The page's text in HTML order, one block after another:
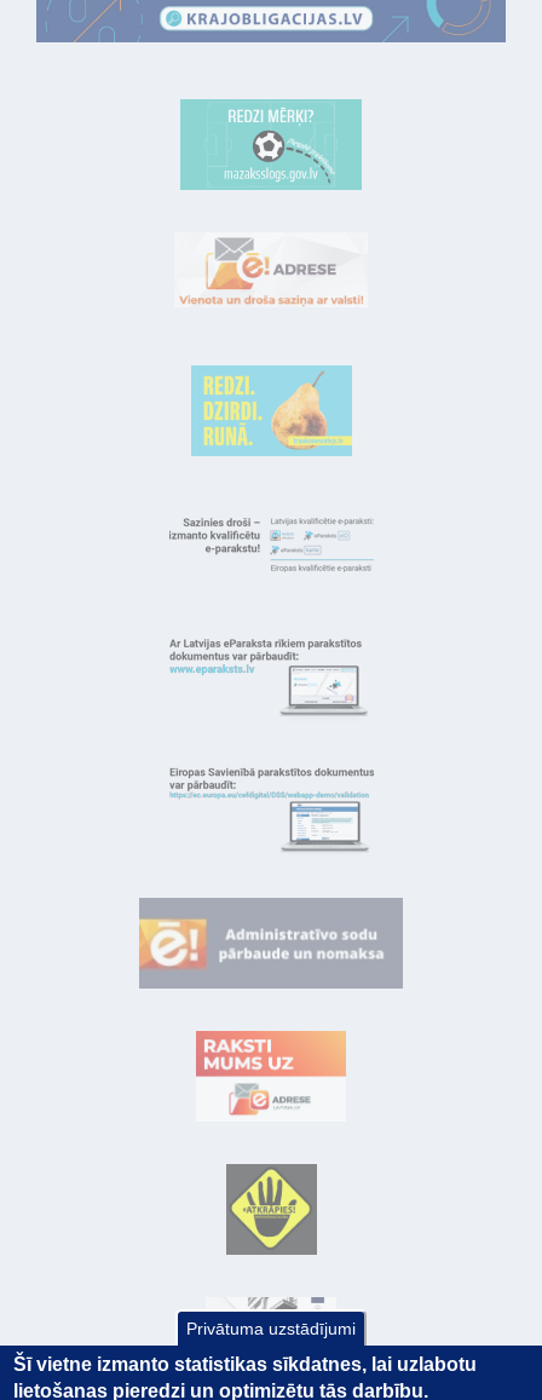
Privātuma uzstādījumi
Šī vietne izmanto statistikas sīkdatnes, lai uzlabotu
lietošanas pieredzi un optimizētu tās darbību.